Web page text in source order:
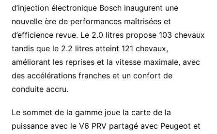
d’injection électronique Bosch inaugurent une
nouvelle ère de performances maîtrisées et
d’efficience revue. Le 2.0 litres propose 103 chevaux
tandis que le 2.2 litres atteint 121 chevaux,
améliorant les reprises et la vitesse maximale, avec
des accélérations franches et un confort de
conduite accru.
Le sommet de la gamme joue la carte de la
puissance avec le V6 PRV partagé avec Peugeot et